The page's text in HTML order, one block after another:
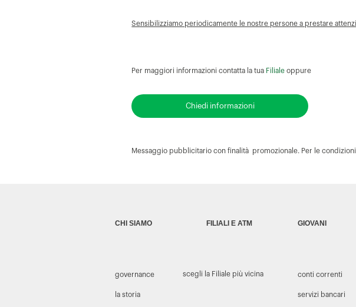
Sensibilizziamo periodicamente le nostre persone a prestare
Per maggiori informazioni contatta la tua Filiale oppure
Chiedi informazioni
Messaggio pubblicitario con finalità promozionale. Per le
CHI SIAMO
governance
la storia
FILIALI E ATM
scegli la Filiale più vicina
GIOVANI
conti correnti
servizi bancari